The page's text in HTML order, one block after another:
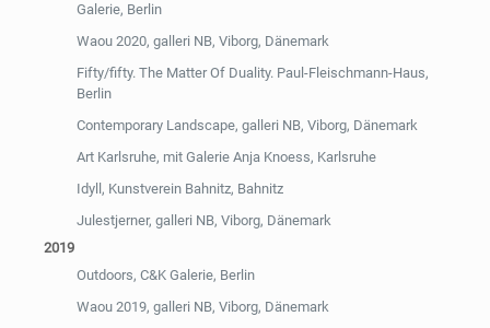
Galerie, Berlin
Waou 2020, galleri NB, Viborg, Dänemark
Fifty/fifty. The Matter Of Duality. Paul-Fleischmann-Haus,
Berlin
Contemporary Landscape, galleri NB, Viborg, Dänemark
Art Karlsruhe, mit Galerie Anja Knoess, Karlsruhe
Idyll, Kunstverein Bahnitz, Bahnitz
Julestjerner, galleri NB, Viborg, Dänemark
2019
Outdoors, C&K Galerie, Berlin
Waou 2019, galleri NB, Viborg, Dänemark